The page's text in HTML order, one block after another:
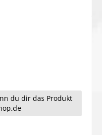
du dir das Produkt